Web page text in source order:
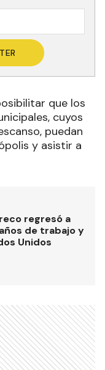
que los
cuyos
puedan
y asistir a
regresó a
de trabajo y
Unidos